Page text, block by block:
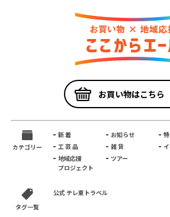
カテゴリー
新 着 お知らせ
工 芸 品
雑 貨
地域応援
プロジェクト
ツアー
タグ一覧
公式 テレ東トラベル
お買い物はこちら